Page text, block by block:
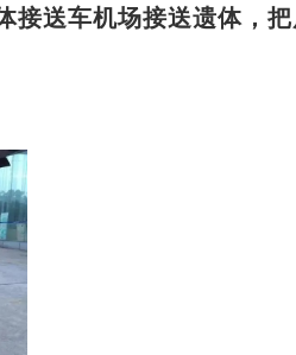
接送车机场接送遗体，